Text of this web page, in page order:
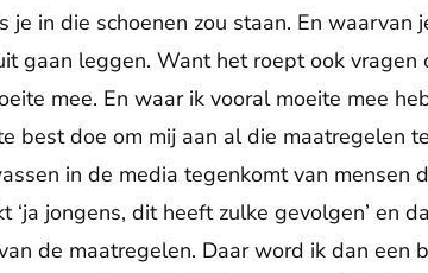
je in die schoenen zou staan. En
gaan leggen. Want het roept ook vragen
mee. En waar ik vooral moeite mee
best doe om mij aan al die maatregelen
in de media tegenkomt van mensen
‘ja jongens, dit heeft zulke gevolgen’ en
de maatregelen. Daar word ik dan een